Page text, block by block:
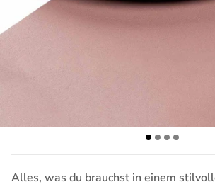
Alles, was du brauchst in einem